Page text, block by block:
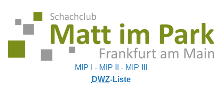
MIP I - MIP II - MIP III
DWZ-Liste